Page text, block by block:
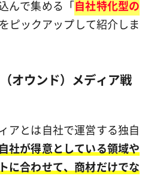
んで集める「自社特化型の
ピックアップして紹介しま
オウンド）メディア戦
アとは自社で運営する独自
自社が得意としている領域や
に合わせて、商材だけでな